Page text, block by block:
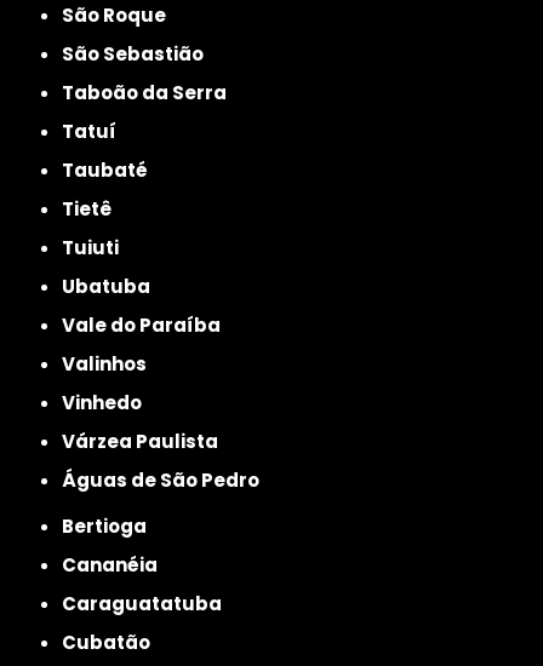
São Roque
São Sebastião
Taboão da Serra
Tatuí
Taubaté
Tietê
Tuiuti
Ubatuba
Vale do Paraíba
Valinhos
Vinhedo
Várzea Paulista
Águas de São Pedro
Bertioga
Cananéia
Caraguatatuba
Cubatão